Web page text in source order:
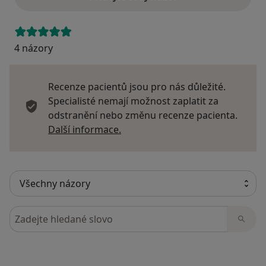
4 názory
Recenze pacientů jsou pro nás důležité.
Specialisté nemají možnost zaplatit za
odstranění nebo změnu recenze pacienta.
Další informace.
Hledejte v názorech